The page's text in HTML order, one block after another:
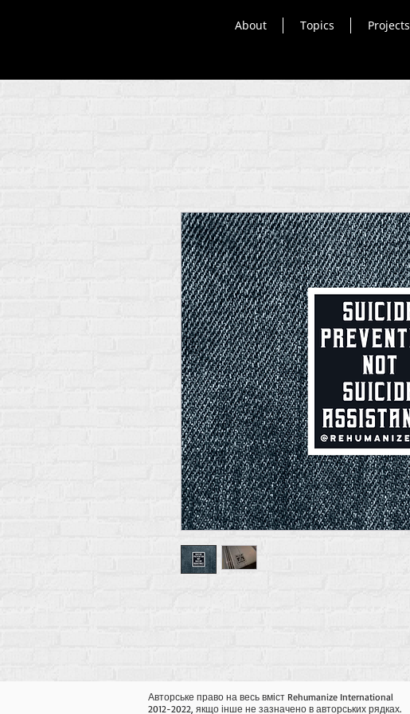
About Topics Projects
Авторське право на весь вміст Rehumanize International
2012-2022, якщо інше не зазначено в авторських рядках.